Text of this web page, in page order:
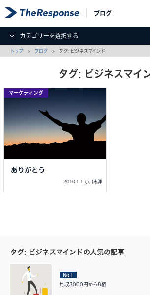
ブログ
カテゴリーを選択する
トップ > ブログ > タグ: ビジネスマインド
タグ: ビジネスマイ
マーケティング
ありがとう
2010.1.1 小川忠洋
タグ: ビジネスマインドの人気の記事
No.1
月収3000円から8桁